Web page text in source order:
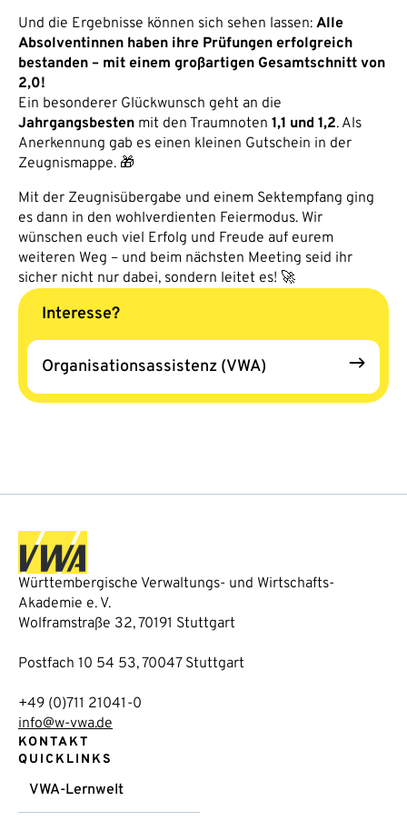
Und die Ergebnisse können sich sehen lassen: Alle
Absolventinnen haben ihre Prüfungen erfolgreich
bestanden – mit einem großartigen Gesamtschnitt von
2,0!
Ein besonderer Glückwunsch geht an die
Jahrgangsbesten mit den Traumnoten 1,1 und 1,2. Als
Anerkennung gab es einen kleinen Gutschein in der
Zeugnismappe. 🎁
Mit der Zeugnisübergabe und einem Sektempfang ging
es dann in den wohlverdienten Feiermodus. Wir
wünschen euch viel Erfolg und Freude auf eurem
weiteren Weg – und beim nächsten Meeting seid ihr
sicher nicht nur dabei, sondern leitet es! 🚀
Interesse?
Organisationsassistenz (VWA)
Württembergische Verwaltungs- und Wirtschafts-
Akademie e. V.
Wolframstraße 32, 70191 Stuttgart
Postfach 10 54 53, 70047 Stuttgart
+49 (0)711 21041-0
info@w-vwa.de
KONTAKT
QUICKLINKS
VWA-Lernwelt